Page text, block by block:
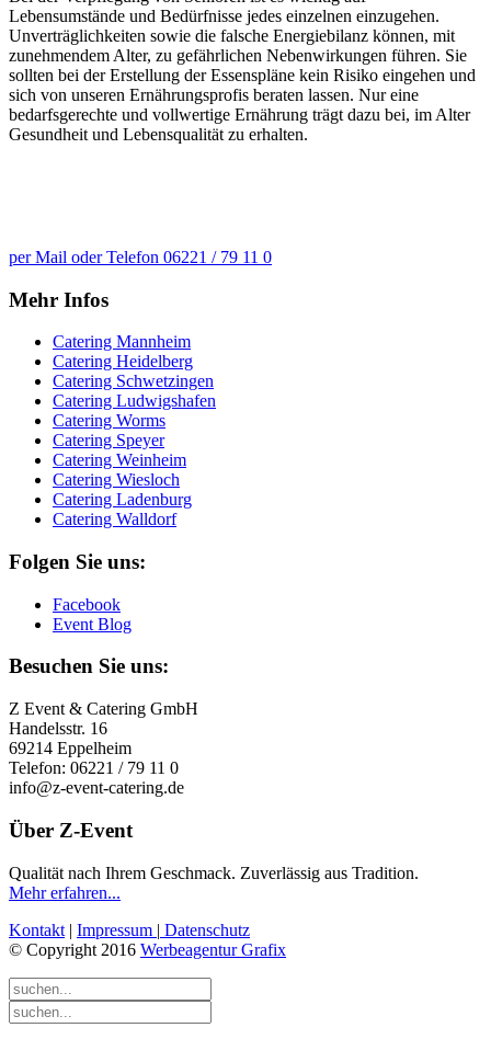
Lebensumstände und Bedürfnisse jedes einzelnen einzugehen.
Unverträglichkeiten sowie die falsche Energiebilanz können, mit
zunehmendem Alter, zu gefährlichen Nebenwirkungen führen. Sie
sollten bei der Erstellung der Essenspläne kein Risiko eingehen und
sich von unseren Ernährungsprofis beraten lassen. Nur eine
bedarfsgerechte und vollwertige Ernährung trägt dazu bei, im Alter
Gesundheit und Lebensqualität zu erhalten.
per Mail oder Telefon 06221 / 79 11 0
Mehr Infos
Catering Mannheim
Catering Heidelberg
Catering Schwetzingen
Catering Ludwigshafen
Catering Worms
Catering Speyer
Catering Weinheim
Catering Wiesloch
Catering Ladenburg
Catering Walldorf
Folgen Sie uns:
Facebook
Event Blog
Besuchen Sie uns:
Z Event & Catering GmbH
Handelsstr. 16
69214 Eppelheim
Telefon: 06221 / 79 11 0
info@z-event-catering.de
Über Z-Event
Qualität nach Ihrem Geschmack. Zuverlässig aus Tradition.
Mehr erfahren...
Kontakt | Impressum | Datenschutz
© Copyright 2016 Werbeagentur Grafix